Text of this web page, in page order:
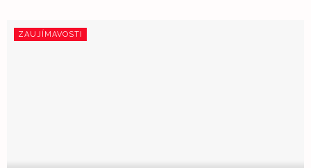
ZAUJÍMAVOSTI